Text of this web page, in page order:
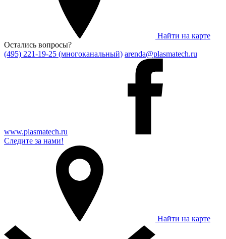
Найти на карте
Остались вопросы?
(495) 221-19-25 (многоканальный) arenda@plasmatech.ru
www.plasmatech.ru
Следите за нами!
Найти на карте